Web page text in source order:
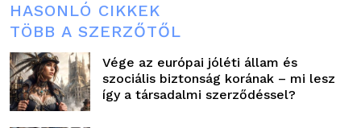
HASONLÓ CIKKEK
TÖBB A SZERZŐTŐL
Vége az európai jóléti állam és
szociális biztonság korának – mi lesz
így a társadalmi szerződéssel?